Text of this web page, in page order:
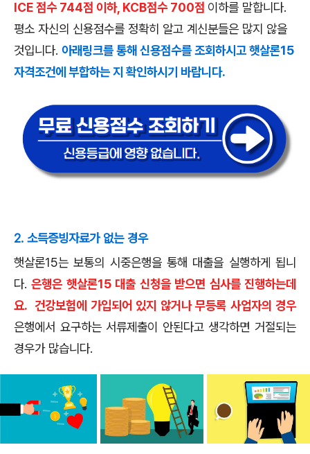
ICE 점수 744점 이하, KCB점수 700점 이하를 말합니다.
평소 자신의 신용점수를 정확히 알고 계신분들은 많지 않을
것입니다. 아래링크를 통해 신용점수를 조회하시고 햇살론15
자격조건에 부합하는 지 확인하시기 바랍니다.
2. 소득증빙자료가 없는 경우
햇살론15는 보통의 시중은행을 통해 대출을 실행하게 됩니
다.은행은 햇살론15 대출 신청을 받으면 심사를 진행하는데
요. 건강보험에 가입되어 있지 않거나 무등록 사업자의 경우
은행에서 요구하는 서류제출이 안된다고 생각하면 거절되는
경우가 많습니다.